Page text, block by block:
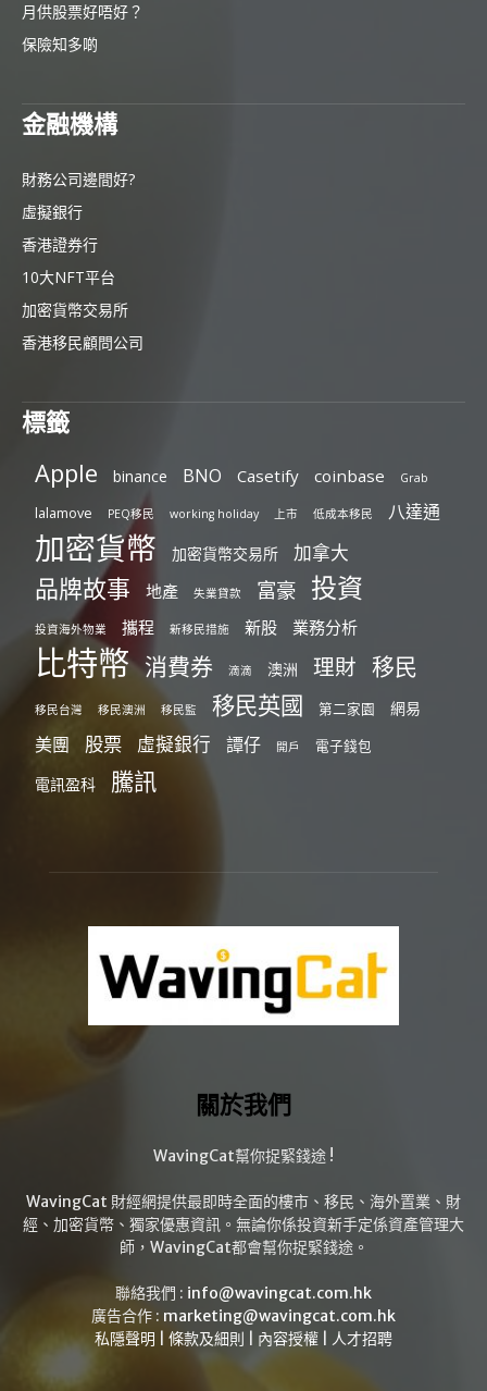
月供股票好唔好？
保險知多啲
金融機構
財務公司邊間好?
虛擬銀行
香港證券行
10大NFT平台
加密貨幣交易所
香港移民顧問公司
標籤
Apple binance BNO Casetify coinbase Grab
lalamove PEQ移民 working holiday 上市 低成本移民 八達通
加密貨幣 加密貨幣交易所 加拿大
品牌故事 地產 失業貸款 富豪 投資
投資海外物業 攜程 新移民措施 新股 業務分析
比特幣 消費券 滴滴 澳洲 理財 移民
移民台灣 移民澳洲 移民監 移民英國 第二家園 網易
美團 股票 虛擬銀行 譚仔 開戶 電子錢包
電訊盈科 騰訊
關於我們
WavingCat幫你捉緊錢途 !
WavingCat 財經網提供最即時全面的樓市、移民、海外置業、財
經、加密貨幣、獨家優惠資訊。無論你係投資新手定係資產管理大
師，WavingCat都會幫你捉緊錢途。
聯絡我們 : info@wavingcat.com.hk
廣告合作 : marketing@wavingcat.com.hk
私隱聲明
條款及細則 內容授權 人才招聘